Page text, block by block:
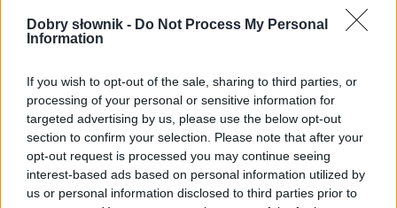
Dobry słownik - Do Not Process My Personal
Information
If you wish to opt-out of the sale, sharing to third parties, or
processing of your personal or sensitive information for
targeted advertising by us, please use the below opt-out
section to confirm your selection. Please note that after your
opt-out request is processed you may continue seeing
interest-based ads based on personal information utilized by
us or personal information disclosed to third parties prior to
współpracy z PokerTexas prosimy o kontakt
mailowy. Poszukujemymoderatorówforum
PokerTexas. Do obowiązków moderatorównależeć
będzie: moderowanie komentarzy użytkowników
forum PokerTexa, monitoring treści tworzonych
przez użytkowników forum, dbanie o merytoryczny
kształt forum, proaktywne działanie wokół forum